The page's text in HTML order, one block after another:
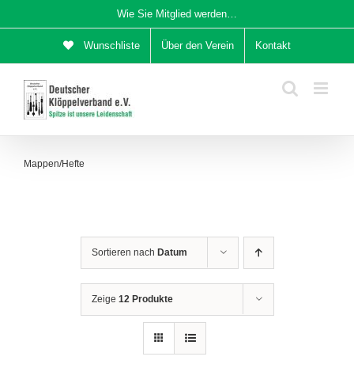
Inhalt
Wie Sie Mitglied werden…
Wunschliste Über den Verein Kontakt
Mappen/Hefte
Sortieren nach Datum
Zeige 12 Produkte